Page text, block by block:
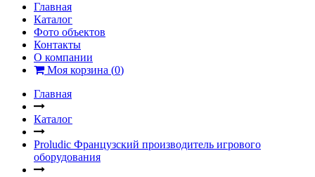
Главная
Каталог
Фото объектов
Контакты
О компании
Моя корзина (0)
Главная
Каталог
Proludic Французский производитель игрового
оборудования